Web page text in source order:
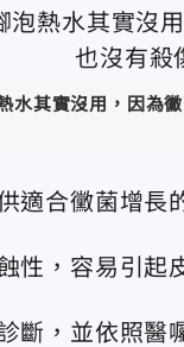
水其實沒用，因為
適合黴菌增長
性，容易引起
斷，並依照